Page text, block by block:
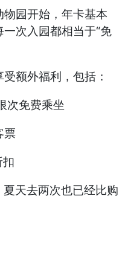
园开始，年卡基本
次入园都相当于“免
额外福利，包括：
次免费乘坐
票
扣
天去两次也已经比购